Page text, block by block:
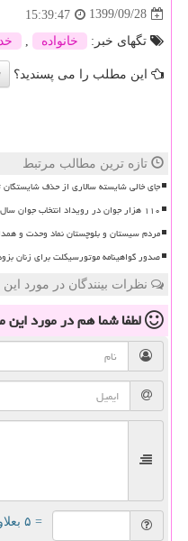
1399/09/28
15:39:47
تگهای خبر:
خانواده ,
این مطلب را می پسندید؟
تازه ترین مطالب مرتبط
جای خالی شایسته سالاری از حذف
۱۱۰ هزار جوان در رویداد انتخاب جوان سال نام نویسی کردند
مردم سیستان و بلوچستان نماد وحدت و
صدور گواهینامه موتورسیکلت برای زنان
نظرات بینندگان در مورد
لطفا شما همدر مورد این
= ۵ بعلاوه ۳